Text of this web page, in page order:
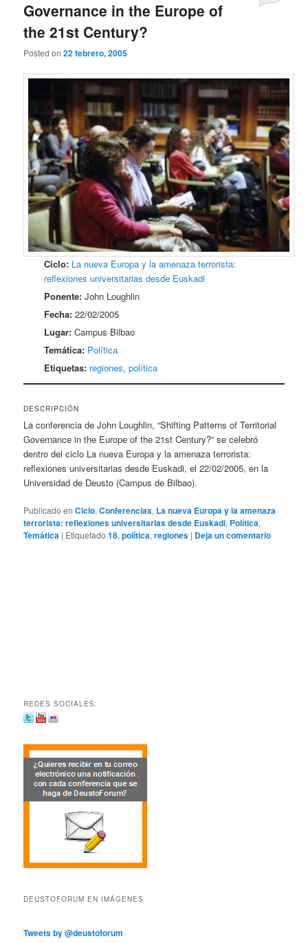
Governance in the Europe of
the 21st Century?
Posted on22 febrero, 2005
Ciclo: La nueva Europa y la amenaza terrorista:
reflexiones universitarias desde Euskadi
Ponente: John Loughlin
Fecha: 22/02/2005
Lugar: Campus Bilbao
Temática: Política
Etiquetas: regiones,política
DESCRIPCIÓN
La conferencia de John Loughlin, “Shifting Patterns of Territorial
Governance in the Europe of the 21st Century?” se celebró
dentro del ciclo La nueva Europa y la amenaza terrorista:
reflexiones universitarias desde Euskadi, el 22/02/2005, en la
Universidad de Deusto (Campus de Bilbao).
Publicado en Ciclo,Conferencias, La nueva Europa y la amenaza
terrorista: reflexiones universitarias desde Euskadi, Política,
Temática | Etiquetado 18,política,regiones | Deja un comentario
REDES SOCIALES:
DEUSTOFORUM EN IMÁGENES
Tweets by @deustoforum